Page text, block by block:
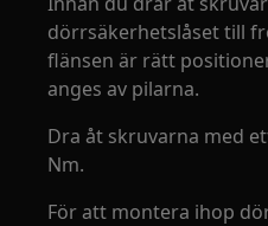
dörrsäkerhetslåset till
flänsen är rätt
anges av pilarna.
Dra åt skruvarna med
Nm.
För att montera ihop